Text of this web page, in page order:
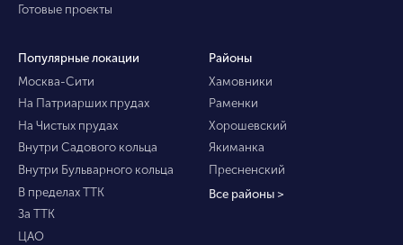
Готовые проекты
Популярные локации
Москва-Сити
На Патриарших прудах
На Чистых прудах
Внутри Садового кольца
Внутри Бульварного кольца
В пределах ТТК
За ТТК
ЦАО
Районы
Хамовники
Раменки
Хорошевский
Якиманка
Пресненский
Все районы >